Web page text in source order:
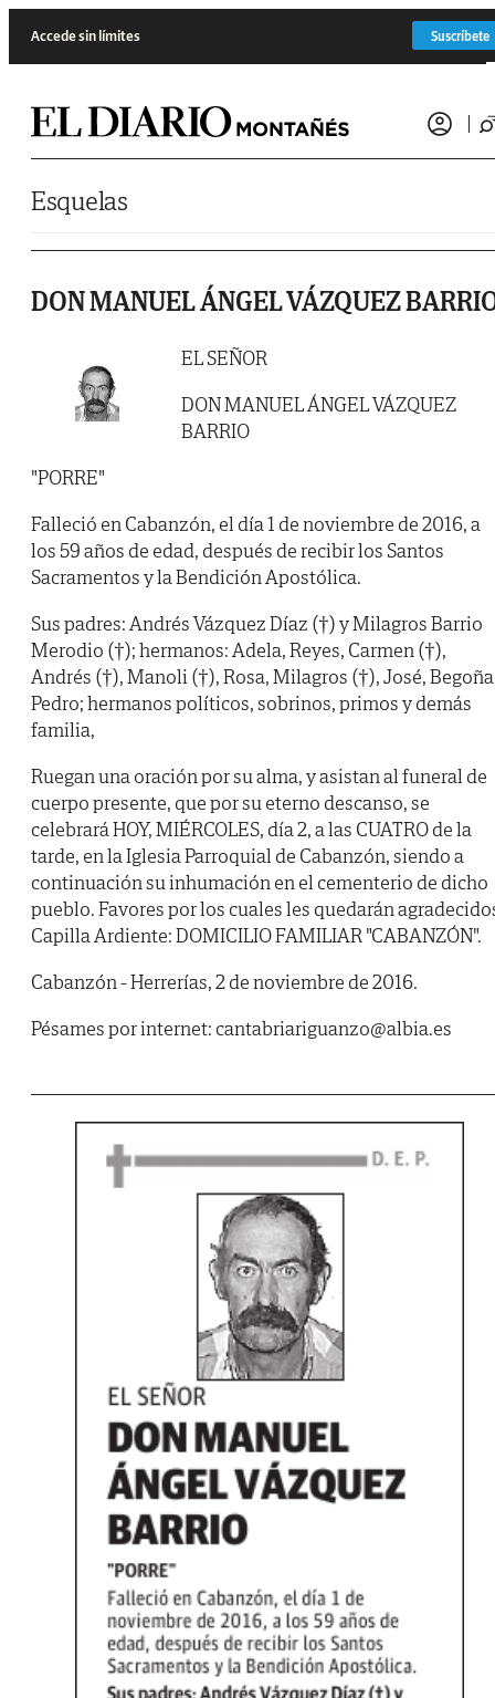
Accede sin límites Suscríbete
Esquelas
DON MANUEL ÁNGEL VÁZQUEZ
EL SEÑOR
DON MANUEL ÁNGEL VÁZQUEZ
BARRIO
"PORRE"
Falleció en Cabanzón, el día 1 de noviembre de 2016, a
los 59 años de edad, después de recibir los Santos
Sacramentos y la Bendición Apostólica.
Sus padres: Andrés Vázquez Díaz (†) y Milagros Barrio
Merodio (†); hermanos: Adela, Reyes, Carmen (†),
Andrés (†), Manoli (†), Rosa, Milagros (†), José,
Pedro; hermanos políticos, sobrinos, primos y demás
familia,
Ruegan una oración por su alma, y asistan al funeral de
cuerpo presente, que por su eterno descanso, se
celebrará HOY, MIÉRCOLES, día 2, a las CUATRO de la
tarde, en la Iglesia Parroquial de Cabanzón, siendo a
continuación su inhumación en el cementerio de dicho
pueblo. Favores por los cuales les quedarán
Capilla Ardiente: DOMICILIO FAMILIAR "CABANZÓN".
Cabanzón - Herrerías, 2 de noviembre de 2016.
Pésames por internet: cantabriariguanzo@albia.es